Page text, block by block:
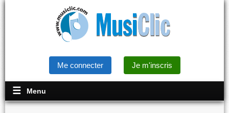
Me connecter Je m'inscris
Menu